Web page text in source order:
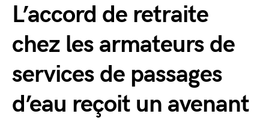
L’accord de retraite
chez les armateurs de
services de passages
d’eau reçoit un avenant